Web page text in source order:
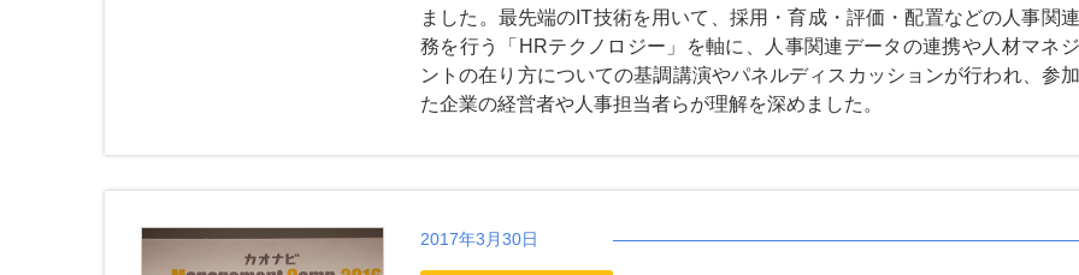
ました。最先端のIT技術を用いて、採用・育成・評価・配置などの人事関
務を行う「HRテクノロジー」を軸に、人事関連データの連携や人材マネ
ントの在り方についての基調講演やパネルディスカッションが行われ、参
た企業の経営者や人事担当者らが理解を深めました。
2017年3月30日